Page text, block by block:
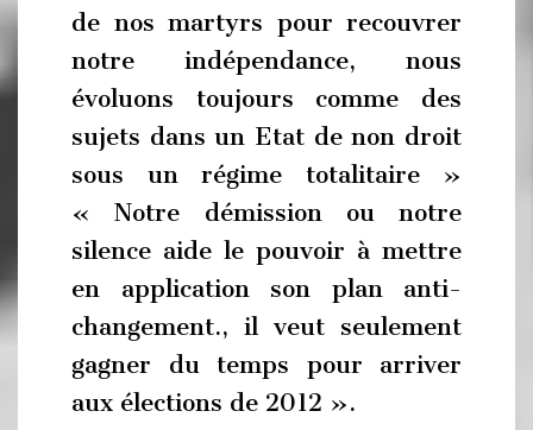
de nos martyrs pour recouvrer
notre indépendance, nous
évoluons toujours comme des
sujets dans un Etat de non droit
sous un régime totalitaire »
« Notre démission ou notre
silence aide le pouvoir à mettre
en application son plan anti-
changement., il veut seulement
gagner du temps pour arriver
aux élections de 2012 ».